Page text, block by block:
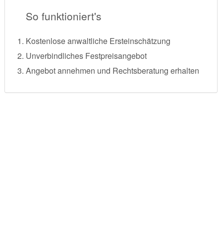
So funktioniert's
Kostenlose anwaltliche Ersteinschätzung
Unverbindliches Festpreisangebot
Angebot annehmen und Rechtsberatung erhalten